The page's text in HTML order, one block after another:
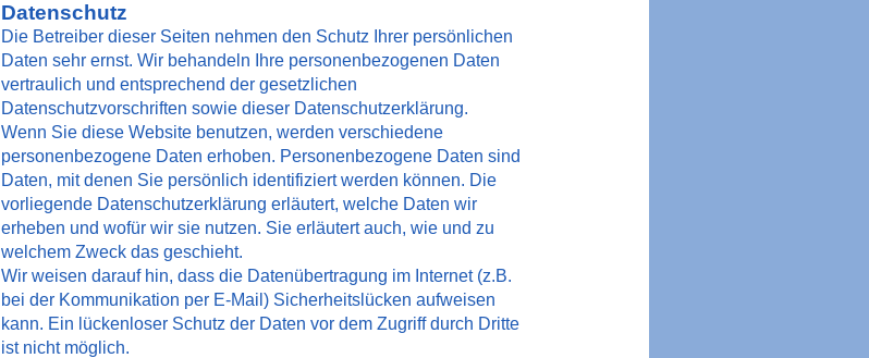
Datenschutz
Die Betreiber dieser Seiten nehmen den Schutz Ihrer persönlichen
Daten sehr ernst. Wir behandeln Ihre personenbezogenen Daten
vertraulich und entsprechend der gesetzlichen
Datenschutzvorschriften sowie dieser Datenschutzerklärung.
Wenn Sie diese Website benutzen, werden verschiedene
personenbezogene Daten erhoben. Personenbezogene Daten sind
Daten, mit denen Sie persönlich identifiziert werden können. Die
vorliegende Datenschutzerklärung erläutert, welche Daten wir
erheben und wofür wir sie nutzen. Sie erläutert auch, wie und zu
welchem Zweck das geschieht.
Wir weisen darauf hin, dass die Datenübertragung im Internet (z.B.
bei der Kommunikation per E-Mail) Sicherheitslücken aufweisen
kann. Ein lückenloser Schutz der Daten vor dem Zugriff durch Dritte
ist nicht möglich.